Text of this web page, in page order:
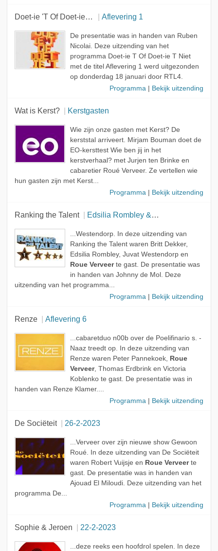
Doet-ie 'T Of Doet-ie 'T Niet Aflevering 1
De presentatie was in handen van Ruben
Nicolai. Deze uitzending van het
programma Doet-ie T Of Doet-ie T Niet
met de titel Aflevering 1 werd uitgezonden
op donderdag 18 januari door RTL4.
Programma
Bekijk uitzending
Wat is Kerst? Kerstgasten
Wie zijn onze gasten met Kerst? De
kerststal arriveert. Mirjam Bouman doet de
EO-kersttest Wie ben jij in het
kerstverhaal? met Jurjen ten Brinke en
cabaretier Roué Verveer. Ze vertellen wie
hun gasten zijn met Kerst...
Programma
Bekijk uitzending
Ranking the Talent Edsilia Rombley & Roué Verveer / Britt Dekker & Juvat Westendorp
...Westendorp. In deze uitzending van
Ranking the Talent waren Britt Dekker,
Edsilia Rombley, Juvat Westendorp en
Roue Verveerte gast. De presentatie was
in handen van Johnny de Mol. Deze
uitzending van het programma...
Programma
Bekijk uitzending
Renze Aflevering 6
...cabaretduo n00b over de Poelifinario s. -
Naaz treedt op. In deze uitzending van
Renze waren Peter Pannekoek, Roue
Verveer, Thomas Erdbrink en Victoria
Koblenko te gast. De presentatie was in
handen van Renze Klamer....
Programma
Bekijk uitzending
De Sociëteit 26-2-2023
...Verveer over zijn nieuwe show Gewoon
Roué. In deze uitzending van De Sociëteit
waren Robert Vuijsje en Roue Verveerte
gast. De presentatie was in handen van
Ajouad El Miloudi. Deze uitzending van het
programma De...
Programma
Bekijk uitzending
Sophie & Jeroen 22-2-2023
...deze reeks een hoofdrol spelen. In deze